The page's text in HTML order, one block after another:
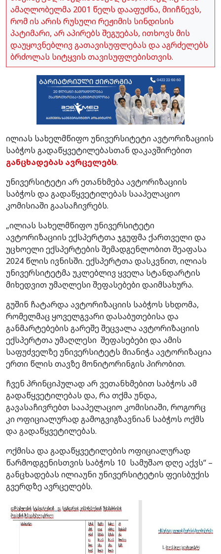
ამაღლობელმა 2001 წელს დააფუძნა, მიიჩნევს,
რომ ის არის რუსული რეჟიმის სინდისის
პატიმარი, არ აპირებს შეგუებას, ითხოვს მის
დაუყოვნებლივ გათავისუფლებას და აგრძელებს
ბრძოლას სიტყვის თავისუფლებისთვის.
ილიას სახელმწიფო უნივერსიტეტი ავტორიზაციის
საბჭოს გადაწყვეტილებასთან დაკავშირებით
განცხადებას ავრცელებს.
უნივერსიტეტი არ ეთანხმება ავტორიზაციის
საბჭოს და გადაწყვეტილებას სააპელაციო
კომისიაში გაასაჩივრებს.
„ილიას სახელმწიფო უნივერსიტეტი
ავტორიზაციის ექსპერტთა ჯგუფმა ქართველი და
უცხოელი ექსპერტების შემადგენლობით შეაფასა
2024 წლის ივნისში. ექსპერტთა დასკვნით, ილიას
უნივერსიტეტმა უკლებლივ ყველა სტანდარტის
მიხედვით უმაღლესი შეფასებები დაიმსახურა.
გუშინ ჩატარდა ავტორიზაციის საბჭოს სხდომა,
რომელმაც ყოველგვარი დასაბუთებისა და
განმარტებების გარეშე შეცვალა ავტორიზაციის
ექსპერტთა უმაღლესი შეფასებები და ამის
საფუძველზე უნივერსიტეტს მიანიჭა ავტორიზაცია
ერთი წლის თავზე მონიტორინგის პირობით.
ჩვენ პრინციპულად არ ვეთანხმებით საბჭოს ამ
გადაწყვეტილებას და, რა თქმა უნდა,
გავასაჩივრებთ სააპელაციო კომისიაში, როგორც
კი ოფიციალურად გამოგვიგზავნიან საბჭოს ოქმს
და გადაწყვეტილებას.
ოქმისა და გადაწყვეტილების ოფიციალურად
წარმოდგენისთვის საბჭოს 10 სამუშაო დღე აქვს“ –
განცხადებას ილიაუნი უნივერსიტეტის ფეისბუქის
გვერდზე ავრცელებს.